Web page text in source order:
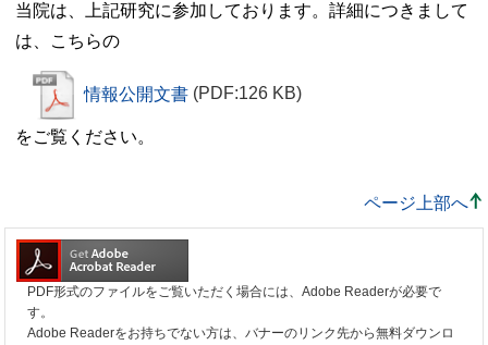
当院は、上記研究に参加しております。詳細につきまして
は、こちらの
情報公開文書 (PDF:126 KB)
をご覧ください。
ページ上部へ
PDF形式のファイルをご覧いただく場合には、Adobe Readerが必要で
す。
Adobe Readerをお持ちでない方は、バナーのリンク先から無料ダウンロ